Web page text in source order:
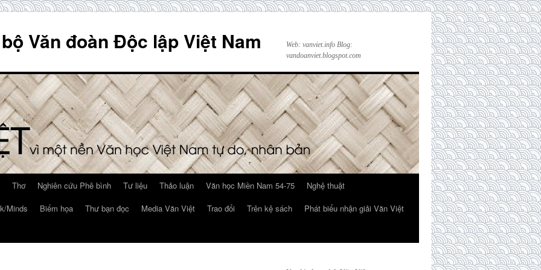
Văn đoàn Độc lập Việt Nam
Web: vanviet.info Blog:
vandoanviet.blogspot.com
Thơ Nghiên cứu Phê bình Tư liệu Thảo luận Văn học Miền Nam 54-75
Nghệ thuật
Minds Biếm họa Thư bạn đọc Media Văn Việt Trao đổi Trên kệ sách
Phát biểu nhận giải Văn Việt